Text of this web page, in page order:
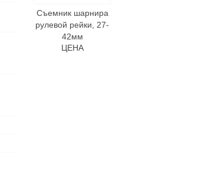
Съемник шарнира
рулевой рейки, 27-
42мм
ЦЕНА